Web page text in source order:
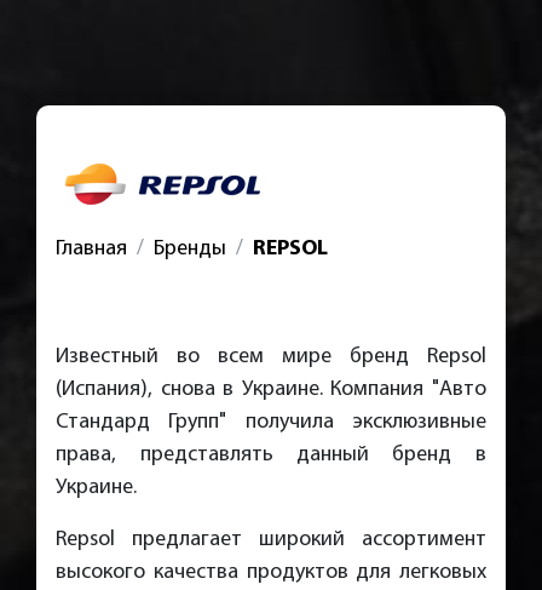
Главная Бренды REPSOL
Известный во всем мире бренд Repsol
(Испания), снова в Украине. Компания "Авто
Стандард Групп" получила эксклюзивные
права, представлять данный бренд в
Украине.
Repsol предлагает широкий ассортимент
высокого качества продуктов для легковых